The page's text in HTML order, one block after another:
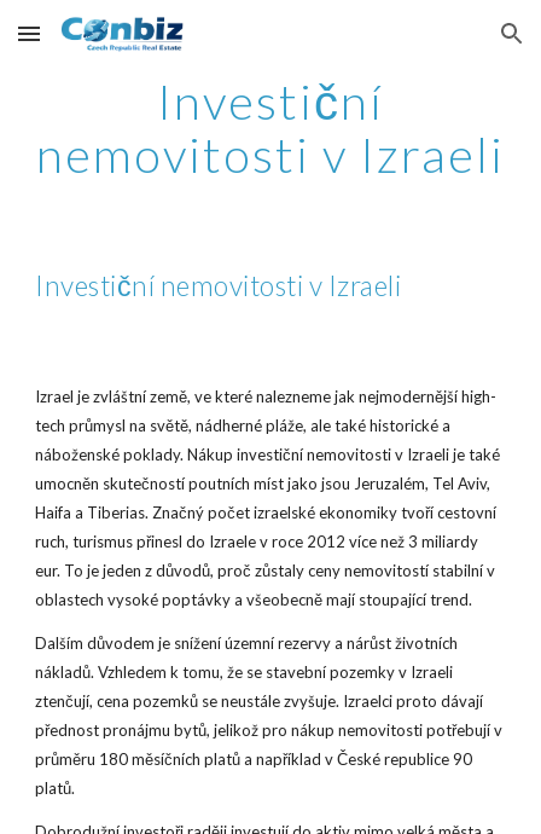
Skip to main content Skip to navigation
Investiční
nemovitosti v Izraeli
Investiční nemovitosti v Izraeli
Izrael je zvláštní země, ve které nalezneme jak nejmodernější high-
tech průmysl na světě, nádherné pláže, ale také historické a
náboženské poklady. Nákup investiční nemovitosti v Izraeli je také
umocněn skutečností poutních míst jako jsou Jeruzalém, Tel Aviv,
Haifa a Tiberias. Značný počet izraelské ekonomiky tvoří cestovní
ruch, turismus přinesl do Izraele v roce 2012 více než 3 miliardy
eur. To je jeden z důvodů, proč zůstaly ceny nemovitostí stabilní v
oblastech vysoké poptávky a všeobecně mají stoupající trend.
Dalším důvodem je snížení územní rezervy a nárůst životních
nákladů. Vzhledem k tomu, že se stavební pozemky v Izraeli
ztenčují, cena pozemků se neustále zvyšuje. Izraelci proto dávají
přednost pronájmu bytů, jelikož pro nákup nemovitosti potřebují v
průměru 180 měsíčních platů a například v České republice 90
platů.